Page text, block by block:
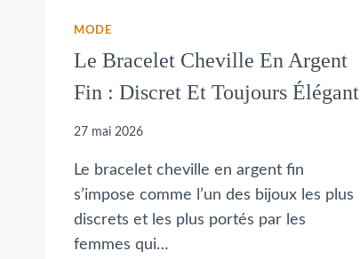
MODE
Le Bracelet Cheville En Argent
Fin : Discret Et Toujours Élégant
27 mai 2026
Le bracelet cheville en argent fin
s’impose comme l’un des bijoux les plus
discrets et les plus portés par les
femmes qui…